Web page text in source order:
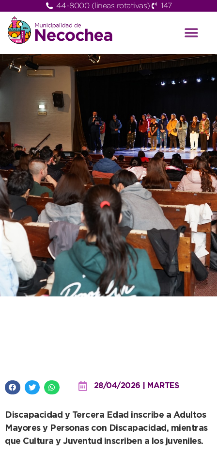
44-8000 (lineas rotativas) 147
28/04/2026 | MARTES
Discapacidad y Tercera Edad inscribe a Adultos
Mayores y Personas con Discapacidad, mientras
que Cultura y Juventud inscriben a los juveniles.